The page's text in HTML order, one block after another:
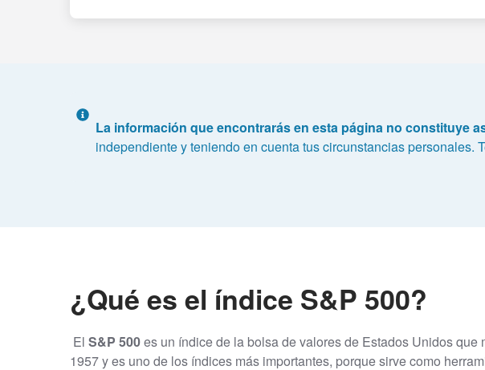
La información que encontrarás en esta página no constituye
independiente y teniendo en cuenta tus circunstancias
¿Qué es el índice S&P 500?
El S&P 500es un índice de la bolsa de valores de Estados Unidos
1957 y es uno de los índices más importantes, porque sirve como